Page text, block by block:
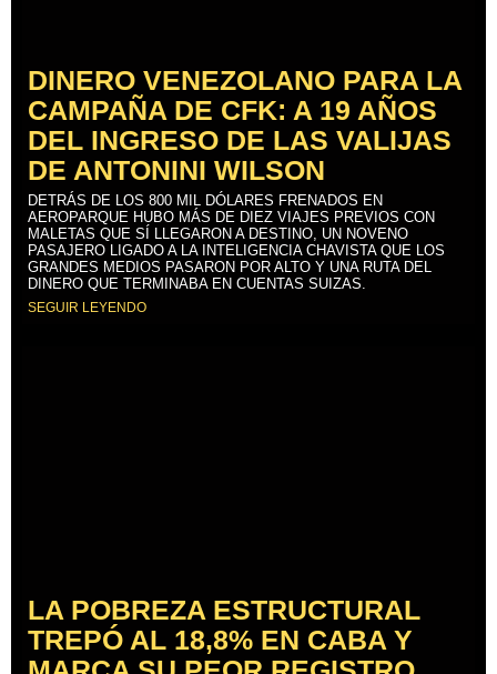
DINERO VENEZOLANO PARA LA
CAMPAÑA DE CFK: A 19 AÑOS
DEL INGRESO DE LAS VALIJAS
DE ANTONINI WILSON
DETRÁS DE LOS 800 MIL DÓLARES FRENADOS EN
AEROPARQUE HUBO MÁS DE DIEZ VIAJES PREVIOS CON
MALETAS QUE SÍ LLEGARON A DESTINO, UN NOVENO
PASAJERO LIGADO A LA INTELIGENCIA CHAVISTA QUE LOS
GRANDES MEDIOS PASARON POR ALTO Y UNA RUTA DEL
DINERO QUE TERMINABA EN CUENTAS SUIZAS.
SEGUIR LEYENDO
LA POBREZA ESTRUCTURAL
TREPÓ AL 18,8% EN CABA Y